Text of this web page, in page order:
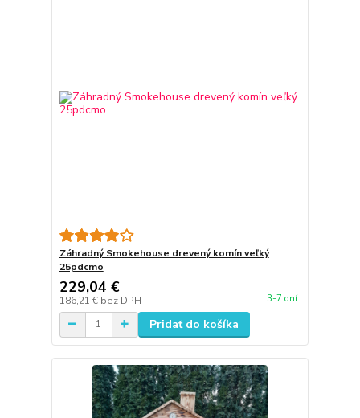
Záhradný Smokehouse drevený komín veľký
25pdcmo
229,04 €
186,21 € bez DPH 3-7 dní
Pridať do košíka